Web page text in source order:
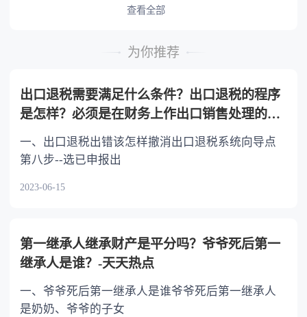
或者与被继承人共同生活的继承人，分配遗产
的继承人，不尽扶养义务的，分配遗产时，应当
查看全部
为你推荐
出口退税需要满足什么条件？出口退税的程序
是怎样？必须是在财务上作出口销售处理的货
物吗？
一、出口退税出错该怎样撤消出口退税系统向导点
第八步--选已申报出
2023-06-15
第一继承人继承财产是平分吗？爷爷死后第一
继承人是谁？-天天热点
一、爷爷死后第一继承人是谁爷爷死后第一继承人
是奶奶、爷爷的子女